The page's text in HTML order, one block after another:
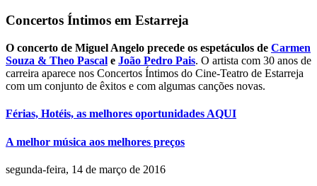
Concertos Íntimos em Estarreja
O concerto de Miguel Angelo precede os espetáculos de Carmen
Souza & Theo Pascal e João Pedro Pais. O artista com 30 anos de
carreira aparece nos Concertos Íntimos do Cine-Teatro de Estarreja
com um conjunto de êxitos e com algumas canções novas.
Férias, Hotéis, as melhores oportunidades AQUI
A melhor música aos melhores preços
segunda-feira, 14 de março de 2016